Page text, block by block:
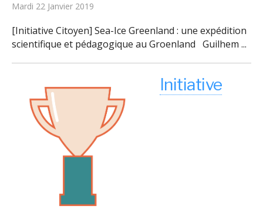
Mardi 22 Janvier 2019
[Initiative Citoyen] Sea-Ice Greenland : une expédition
scientifique et pédagogique au Groenland Guilhem ...
Initiative